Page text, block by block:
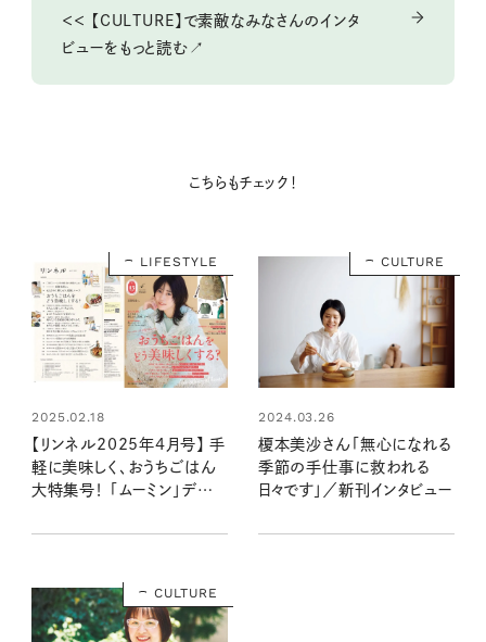
＜＜ 【CULTURE】で素敵なみなさんのインタ
ビューをもっと読む↗
こちらもチェック！
LIFESTYLE
2025.02.18
【リンネル2025年4月号】 手
軽に美味しく、おうちごはん
大特集号！ 「ムーミン」デザイ
集を最速レポート＜2月19日
CULTURE
2024.03.26
榎本美沙さん「無心になれる
季節の手仕事に救われる
日々です」／新刊インタビュー
CULTURE